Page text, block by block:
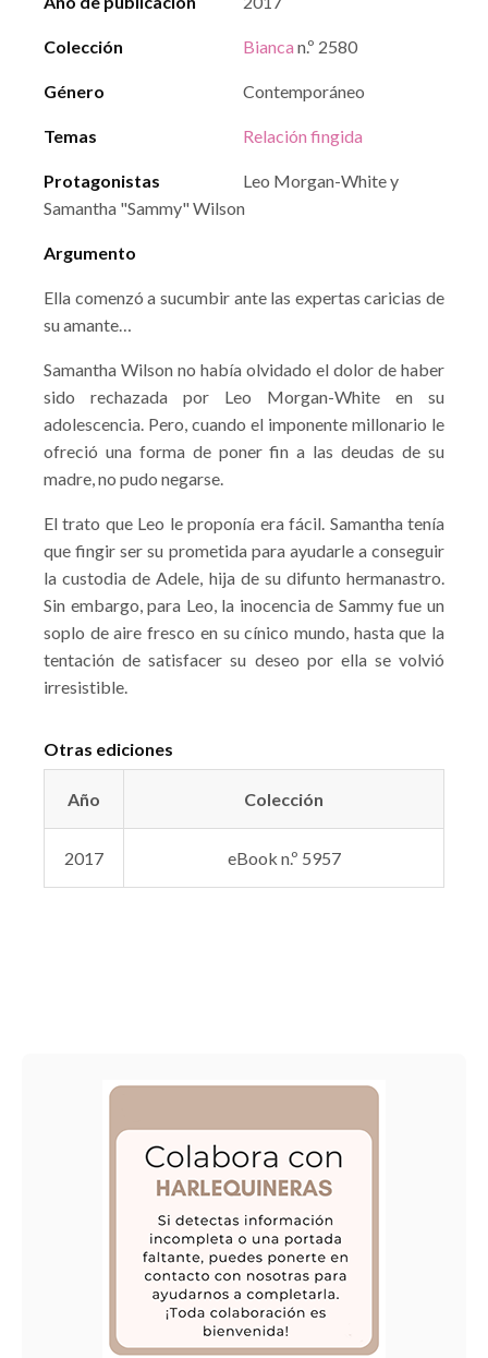
Colección Bianca n.º 2580
Género Contemporáneo
Temas Relación fingida
Protagonistas
Leo Morgan-White y
Samantha "Sammy" Wilson
Argumento
Ella comenzó a sucumbir ante las expertas caricias de
su amante…
Samantha Wilson no había olvidado el dolor de haber
sido rechazada por Leo Morgan-White en su
adolescencia. Pero, cuando el imponente millonario le
ofreció una forma de poner fin a las deudas de su
madre, no pudo negarse.
El trato que Leo le proponía era fácil. Samantha tenía
que fingir ser su prometida para ayudarle a conseguir
la custodia de Adele, hija de su difunto hermanastro.
Sin embargo, para Leo, la inocencia de Sammy fue un
soplo de aire fresco en su cínico mundo, hasta que la
tentación de satisfacer su deseo por ella se volvió
irresistible.
Otras ediciones
Año Colección
2017 eBook n.º 5957